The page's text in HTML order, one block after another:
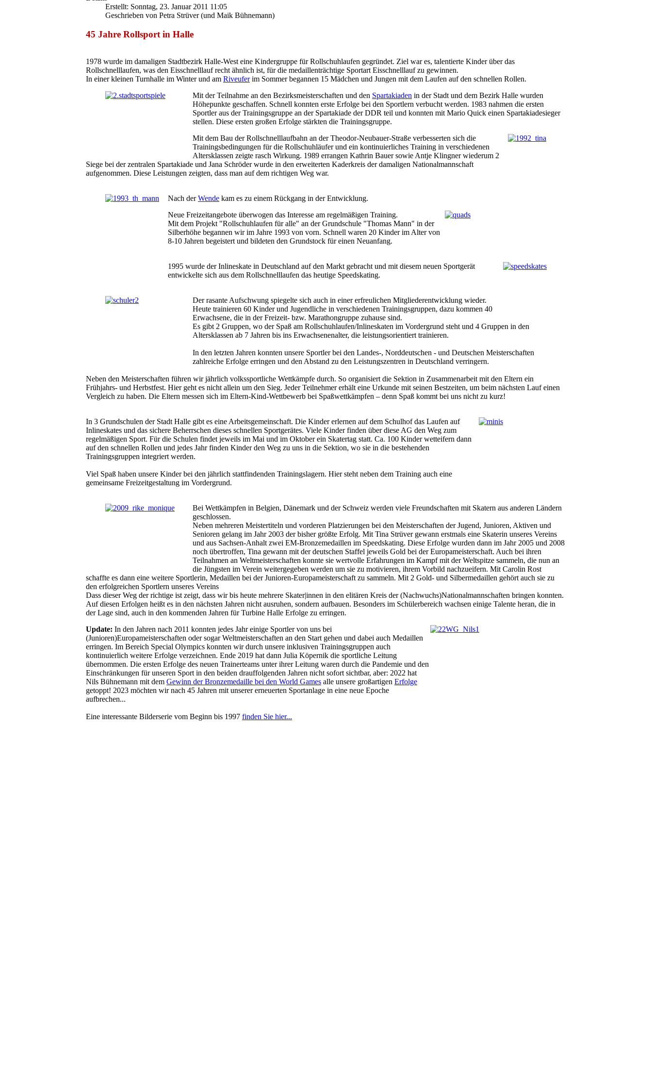
Erstellt: Sonntag, 23. Januar 2011 11:05
Geschrieben von Petra Strüver (und Maik Bühnemann)
45 Jahre Rollsport in Halle
1978 wurde im damaligen Stadtbezirk Halle-West eine Kindergruppe für Rollschuhlaufen gegründet. Ziel war es, talentierte Kinder über das
Rollschnelllaufen, was den Eisschnelllauf recht ähnlich ist, für die medaillenträchtige Sportart Eisschnelllauf zu gewinnen.
In einer kleinen Turnhalle im Winter und am Riveuferim Sommer begannen 15 Mädchen und Jungen mit dem Laufen auf den schnellen Rollen.
Mit der Teilnahme an den Bezirksmeisterschaften und den Spartakiaden in der Stadt und dem Bezirk Halle wurden
Höhepunkte geschaffen. Schnell konnten erste Erfolge bei den Sportlern verbucht werden. 1983 nahmen die ersten
Sportler aus der Trainingsgruppe an der Spartakiade der DDR teil und konnten mit Mario Quick einen Spartakiadesieger
stellen. Diese ersten großen Erfolge stärkten die Trainingsgruppe.
Mit dem Bau der Rollschnelllaufbahn an der Theodor-Neubauer-Straße verbesserten sich die
Trainingsbedingungen für die Rollschuhläufer und ein kontinuierliches Training in verschiedenen
Altersklassen zeigte rasch Wirkung. 1989 errangen Kathrin Bauer sowie Antje Klingner wiederum 2
Siege bei der zentralen Spartakiade und Jana Schröder wurde in den erweiterten Kaderkreis der damaligen Nationalmannschaft
aufgenommen. Diese Leistungen zeigten, dass man auf dem richtigen Weg war.
Nach derWende kam es zu einem Rückgang in der Entwicklung.
Neue Freizeitangebote überwogen das Interesse am regelmäßigen Training.
Mit dem Projekt "Rollschuhlaufen für alle" an der Grundschule "Thomas Mann" in der
Silberhöhe begannen wir im Jahre 1993 von vorn. Schnell waren 20 Kinder im Alter von
8-10 Jahren begeistert und bildeten den Grundstock für einen Neuanfang.
1995 wurde der Inlineskate in Deutschland auf den Markt gebracht und mit diesem neuen Sportgerät
entwickelte sich aus dem Rollschnelllaufen das heutige Speedskating.
Der rasante Aufschwung spiegelte sich auch in einer erfreulichen Mitgliederentwicklung wieder.
Heute trainieren 60 Kinder und Jugendliche in verschiedenen Trainingsgruppen, dazu kommen 40
Erwachsene, die in der Freizeit- bzw. Marathongruppe zuhause sind.
Es gibt 2 Gruppen, wo der Spaß am Rollschuhlaufen/Inlineskaten im Vordergrund steht und 4 Gruppen in den
Altersklassen ab 7 Jahren bis ins Erwachsenenalter, die leistungsorientiert trainieren.
In den letzten Jahren konnten unsere Sportler bei den Landes-, Norddeutschen - und Deutschen Meisterschaften
zahlreiche Erfolge erringen und den Abstand zu den Leistungszentren in Deutschland verringern.
Neben den Meisterschaften führen wir jährlich volkssportliche Wettkämpfe durch. So organisiert die Sektion in Zusammenarbeit mit den Eltern ein
Frühjahrs- und Herbstfest. Hier geht es nicht allein um den Sieg. Jeder Teilnehmer erhält eine Urkunde mit seinen Bestzeiten, um beim nächsten Lauf einen
Vergleich zu haben. Die Eltern messen sich im Eltern-Kind-Wettbewerb bei Spaßwettkämpfen – denn Spaß kommt bei uns nicht zu kurz!
In 3 Grundschulen der Stadt Halle gibt es eine Arbeitsgemeinschaft. Die Kinder erlernen auf dem Schulhof das Laufen auf
Inlineskates und das sichere Beherrschen dieses schnellen Sportgerätes. Viele Kinder finden über diese AG den Weg zum
regelmäßigen Sport. Für die Schulen findet jeweils im Mai und im Oktober ein Skatertag statt. Ca. 100 Kinder wetteifern dann
auf den schnellen Rollen und jedes Jahr finden Kinder den Weg zu uns in die Sektion, wo sie in die bestehenden
Trainingsgruppen integriert werden.
Viel Spaß haben unsere Kinder bei den jährlich stattfindenden Trainingslagern. Hier steht neben dem Training auch eine
gemeinsame Freizeitgestaltung im Vordergrund.
Bei Wettkämpfen in Belgien, Dänemark und der Schweiz werden viele Freundschaften mit Skatern aus anderen Ländern
geschlossen.
Neben mehreren Meistertiteln und vorderen Platzierungen bei den Meisterschaften der Jugend, Junioren, Aktiven und
Senioren gelang im Jahr 2003 der bisher größte Erfolg. Mit Tina Strüver gewann erstmals eine Skaterin unseres Vereins
und aus Sachsen-Anhalt zwei EM-Bronzemedaillen im Speedskating. Diese Erfolge wurden dann im Jahr 2005 und 2008
noch übertroffen, Tina gewann mit der deutschen Staffel jeweils Gold bei der Europameisterschaft. Auch bei ihren
Teilnahmen an Weltmeisterschaften konnte sie wertvolle Erfahrungen im Kampf mit der Weltspitze sammeln, die nun an
die Jüngsten im Verein weitergegeben werden um sie zu motivieren, ihrem Vorbild nachzueifern. Mit Carolin Rost
schaffte es dann eine weitere Sportlerin, Medaillen bei der Junioren-Europameisterschaft zu sammeln. Mit 2 Gold- und Silbermedaillen gehört auch sie zu
den erfolgreichen Sportlern unseres Vereins
Dass dieser Weg der richtige ist zeigt, dass wir bis heute mehrere Skater|innen in den elitären Kreis der (Nachwuchs)Nationalmannschaften bringen konnten.
Auf diesen Erfolgen heißt es in den nächsten Jahren nicht ausruhen, sondern aufbauen. Besonders im Schülerbereich wachsen einige Talente heran, die in
der Lage sind, auch in den kommenden Jahren für Turbine Halle Erfolge zu erringen.
Update: In den Jahren nach 2011 konnten jedes Jahr einige Sportler von uns bei
(Junioren)Europameisterschaften oder sogar Weltmeisterschaften an den Start gehen und dabei auch Medaillen
erringen. Im Bereich Special Olympics konnten wir durch unsere inklusiven Trainingsgruppen auch
kontinuierlich weitere Erfolge verzeichnen. Ende 2019 hat dann Julia Köpernik die sportliche Leitung
übernommen. Die ersten Erfolge des neuen Trainerteams unter ihrer Leitung waren durch die Pandemie und den
Einschränkungen für unseren Sport in den beiden drauffolgenden Jahren nicht sofort sichtbar, aber: 2022 hat
Nils Bühnemann mit dem Gewinn der Bronzemedaille bei den World Games alle unsere großartigen Erfolge
getoppt! 2023 möchten wir nach 45 Jahren mit unserer erneuerten Sportanlage in eine neue Epoche
aufbrechen...
Eine interessante Bilderserie vom Beginn bis 1997 finden Sie hier...